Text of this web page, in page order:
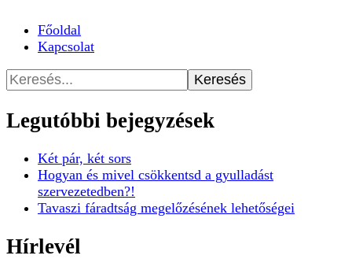
Főoldal
Kapcsolat
Keresés:
Legutóbbi bejegyzések
Két pár, két sors
Hogyan és mivel csökkentsd a gyulladást
szervezetedben?!
Tavaszi fáradtság megelőzésének lehetőségei
Hírlevél